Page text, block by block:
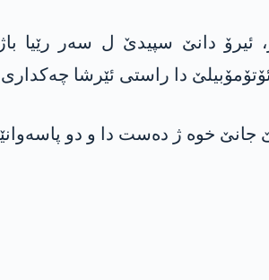
ئیرۆ دانێ سپیدێ ل سەر رێیا
دا راستی ئێرشا
خوە ژ دەست دا و دو